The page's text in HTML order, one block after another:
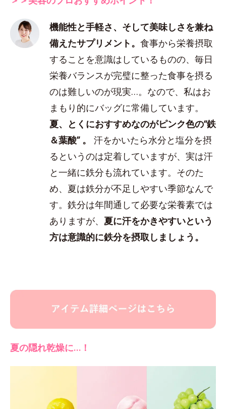
機能性と手軽さ、そして美味しさを兼ね
備えたサプリメント。食事から栄養摂取
することを意識はしているものの、毎日
栄養バランスが完璧に整った食事を摂る
のは難しいのが現実…。なので、私はお
まもり的にバッグに常備しています。
夏、とくにおすすめなのがピンク色の“鉄
＆葉酸” 。汗をかいたら水分と塩分を摂
るというのは定着していますが、実は汗
と一緒に鉄分も流れています。そのた
め、夏は鉄分が不足しやすい季節なんで
す。鉄分は年間通して必要な栄養素では
ありますが、 夏に汗をかきやすいという
方は意識的に鉄分を摂取しましょう。
夏の隠れ乾燥に…！